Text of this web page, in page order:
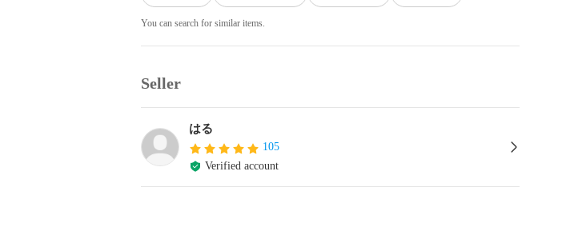
You can search for similar items.
Seller
はる
105
Verified account